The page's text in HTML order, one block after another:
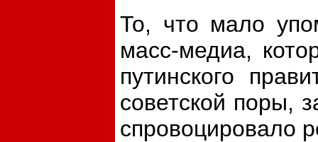
То, что мало
масс-медиа,
путинского
советской поры,
спровоцировало